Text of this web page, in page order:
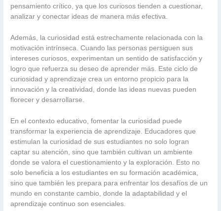
pensamiento crítico, ya que los curiosos tienden a cuestionar,
analizar y conectar ideas de manera más efectiva.
Además, la curiosidad está estrechamente relacionada con la
motivación intrínseca. Cuando las personas persiguen sus
intereses curiosos, experimentan un sentido de satisfacción y
logro que refuerza su deseo de aprender más. Este ciclo de
curiosidad y aprendizaje crea un entorno propicio para la
innovación y la creatividad, donde las ideas nuevas pueden
florecer y desarrollarse.
En el contexto educativo, fomentar la curiosidad puede
transformar la experiencia de aprendizaje. Educadores que
estimulan la curiosidad de sus estudiantes no solo logran
captar su atención, sino que también cultivan un ambiente
donde se valora el cuestionamiento y la exploración. Esto no
solo beneficia a los estudiantes en su formación académica,
sino que también les prepara para enfrentar los desafíos de un
mundo en constante cambio, donde la adaptabilidad y el
aprendizaje continuo son esenciales.